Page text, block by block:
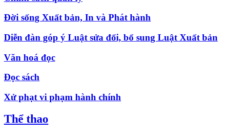
Đời sống Xuất bản, In và Phát hành
Diễn đàn góp ý Luật sửa đổi, bổ sung Luật Xuất bản
Văn hoá đọc
Đọc sách
Xử phạt vi phạm hành chính
Thể thao